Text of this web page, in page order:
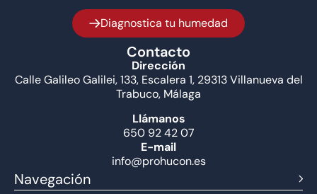
Diagnostica tu humedad
Contacto
Dirección
Calle Galileo Galilei, 133, Escalera 1, 29313 Villanueva del
Trabuco, Málaga
Llámanos
650 92 42 07
E-mail
info@prohucon.es
Navegación